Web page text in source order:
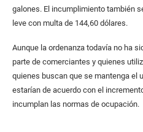
galones. El incumplimiento también
leve con multa de 144,60 dólares.
Aunque la ordenanza todavía no ha
parte de comerciantes y quienes
quienes buscan que se mantenga el
estarían de acuerdo con el
incumplan las normas de ocupación.